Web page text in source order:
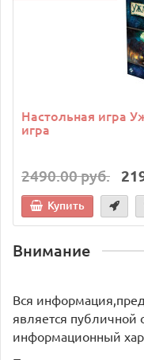
Настольная игра
игра
2490.00 руб.
Купить
Внимание
Вся
является публичной
информационный